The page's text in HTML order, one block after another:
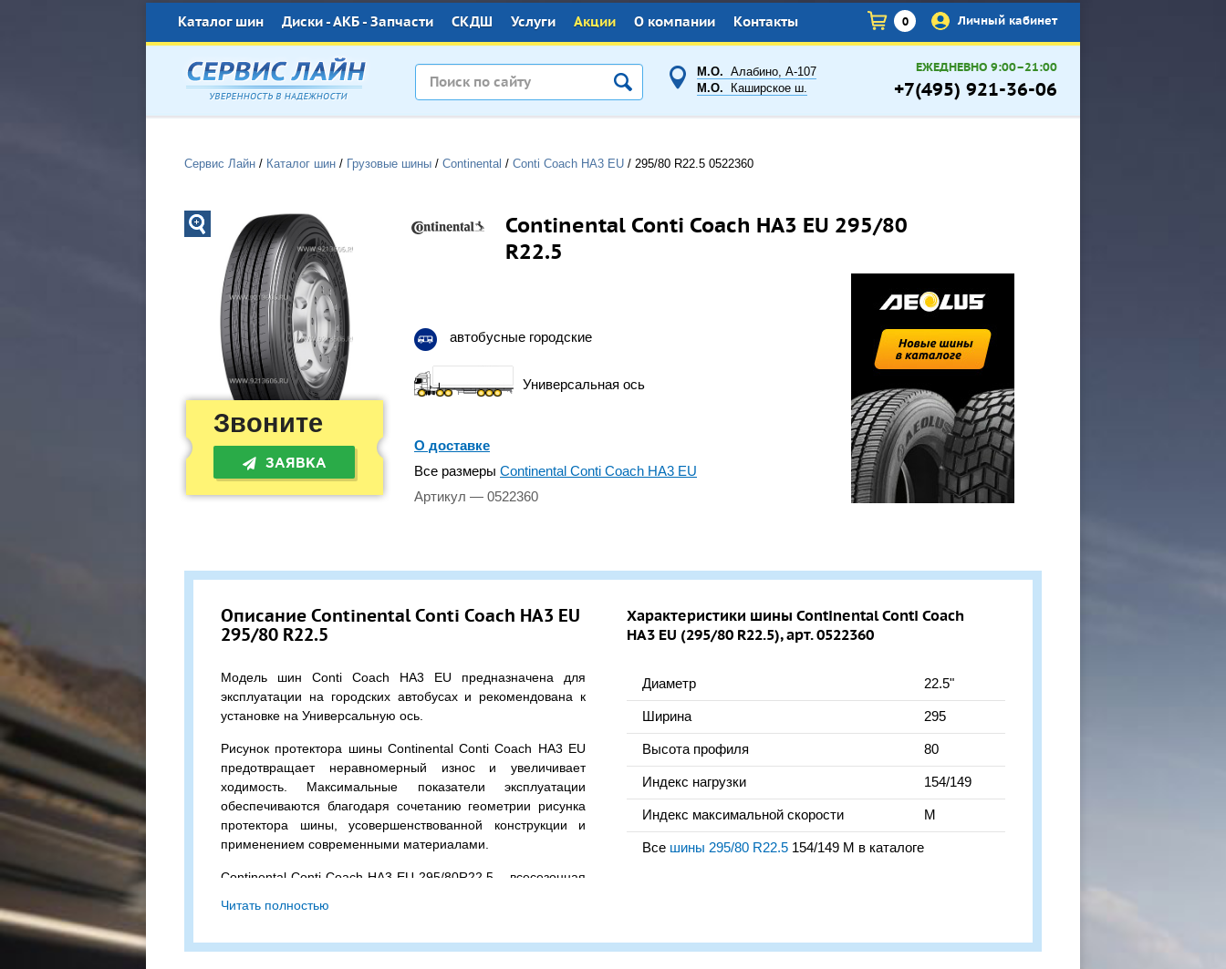
×
Каталог шин Диски - АКБ - Запчасти СКДШ Услуги Акции О компании Контакты 0 Личный кабинет
М.О. Алабино, А-107
М.О. Каширское ш.
ЕЖЕДНЕВНО 9:00–21:00
+7(495) 921-36-06
Сервис Лайн / Каталог шин / Грузовые шины / Continental / Conti Coach HA3 EU / 295/80 R22.5 0522360
Звоните
ЗАЯВКА
Continental Conti Coach HA3 EU 295/80
R22.5
автобусные городские
Универсальная ось
О доставке
Все размеры Continental Conti Coach HA3 EU
Артикул — 0522360
Описание Continental Conti Coach HA3 EU
295/80 R22.5
Модель шин Conti Coach HA3 EU предназначена для
эксплуатации на городских автобусах и рекомендована к
установке на Универсальную ось.
Рисунок протектора шины Continental Conti Coach HA3 EU
предотвращает неравномерный износ и увеличивает
ходимость. Максимальные показатели эксплуатации
обеспечиваются благодаря сочетанию геометрии рисунка
протектора шины, усовершенствованной конструкции и
применением современными материалами.
Continental Conti Coach HA3 EU 295/80R22.5 – всесезонная
Читать полностью
Характеристики шины Continental Conti Coach
HA3 EU (295/80 R22.5), арт. 0522360
Диаметр 22.5"
Ширина 295
Высота профиля 80
Индекс нагрузки 154/149
Индекс максимальной скорости M
Все шины 295/80 R22.5 154/149 M в каталоге